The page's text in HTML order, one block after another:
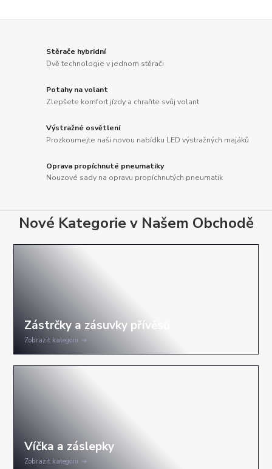
Stěrače hybridní
Dvě technologie v jednom stěrači
Potahy na volant
Zlepšete komfort jízdy a chraňte svůj volant
Výstražné osvětlení
Prozkoumejte naši novou nabídku LED výstražných majáků
Oprava propíchnuté pneumatiky
Nouzové sady na opravu propíchnutých pneumatik
Nové Kategorie v Našem Obchodě
Zobrazit kategorii
Zobrazit kategorii